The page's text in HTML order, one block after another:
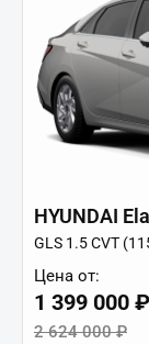
HYUNDAI
GLS 1.5 CVT
Цена от:
1 399 000 ₽
2 624 000 ₽